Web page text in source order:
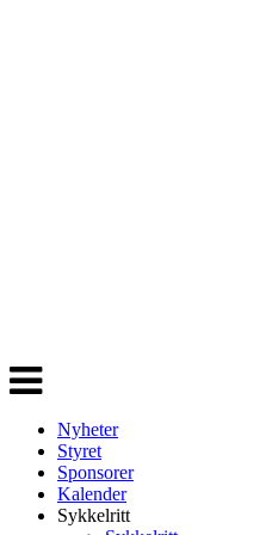
Veksle
navigasjon
Nyheter
Styret
Sponsorer
Kalender
Sykkelritt